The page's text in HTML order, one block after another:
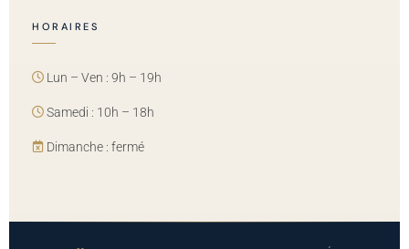
HORAIRES
Lun – Ven : 9h – 19h
Samedi : 10h – 18h
Dimanche : fermé